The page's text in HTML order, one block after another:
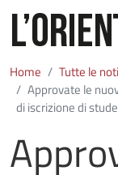
Home
Tutte le
Approvate le
di iscrizione di